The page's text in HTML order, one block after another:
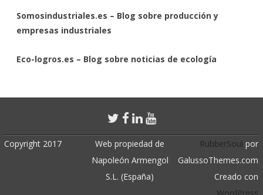
Somosindustriales.es – Blog sobre producción y
empresas industriales
Eco-logros.es – Blog sobre noticias de ecología
Copyright 2017
Web propiedad de
Napoleón Armengol
S.L. (España)
RubberSoul por
GalussoThemes.com
Creado con